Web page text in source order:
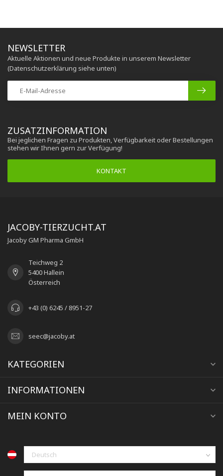
ZUSATZINFORMATION
Bei jeglichen Fragen zu Produkten, Verfügbarkeit oder Bestellungen
stehen wir Ihnen gern zur Verfügung!
KONTAKT
NEWSLETTER
Aktuelle Aktionen und neue Produkte in unserem Newsletter
(Datenschutzerklärung siehe unten)
JACOBY-TIERZUCHT.AT
Jacoby GM Pharma GmbH
Teichweg 2
5400 Hallein
Österreich
+43 (0) 6245 / 8951-27
seec@jacoby.at
KATEGORIEN
INFORMATIONEN
MEIN KONTO